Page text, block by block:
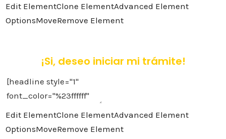
Edit ElementClone ElementAdvanced Element
OptionsMoveRemove Element
¡Si, deseo iniciar mi trámite!
Edit ElementClone ElementAdvanced Element
OptionsMoveRemove Element